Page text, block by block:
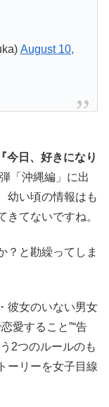
August 10,
『今日、好きになり
「沖縄編」に出
幼い頃の情報はも
きてないですね。
？と勘繰ってしま
彼女のいない男女
愛すること”“告
2つのルールのも
ーリーを女子目線